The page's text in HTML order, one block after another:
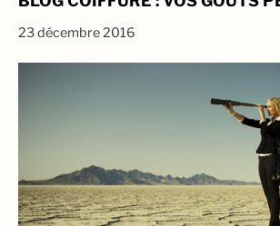
23 décembre 2016